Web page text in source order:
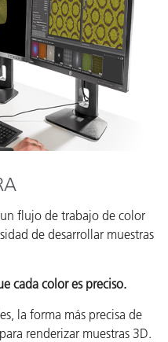
flujo de trabajo de color
de desarrollar muestras
cada color es preciso.
la forma más precisa de
renderizar muestras 3D.